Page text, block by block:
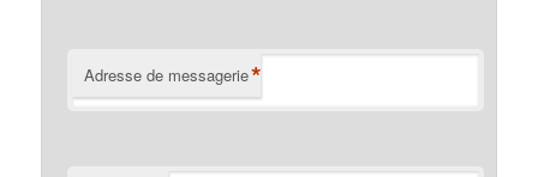
Adresse de messagerie*